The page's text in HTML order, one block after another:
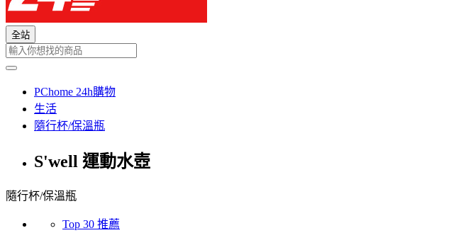
全站
PChome 24h購物
生活
隨行杯/保溫瓶
S'well 運動水壺
隨行杯/保溫瓶
Top 30 推薦